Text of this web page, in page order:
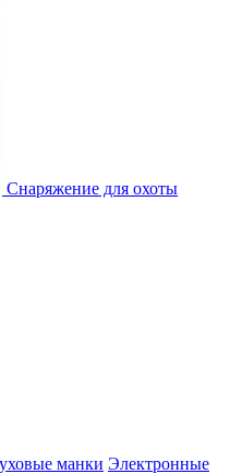
Снаряжение для охоты
манки Электронные